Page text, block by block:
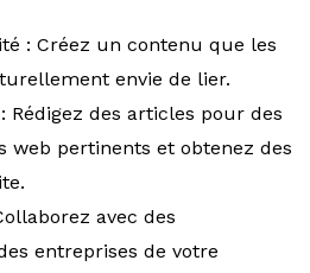
: Créez un contenu que les
envie de lier.
Rédigez des articles pour des
web pertinents et obtenez des
avec des
entreprises de votre